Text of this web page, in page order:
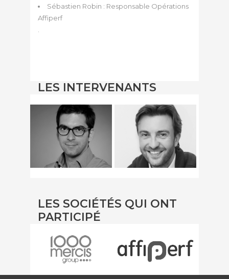
Sébastien Robin : Responsable Opérations
Affiperf
LES INTERVENANTS
LES SOCIÉTÉS QUI ONT
PARTICIPÉ